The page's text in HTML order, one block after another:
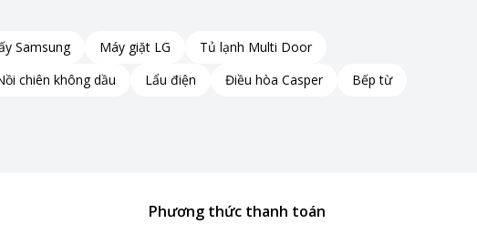
Samsung Máy giặt LG
Tủ lạnh Multi Door
chiên không dầu Lẩu điện Điều hòa Casper
Bếp từ
Phương thức thanh toán